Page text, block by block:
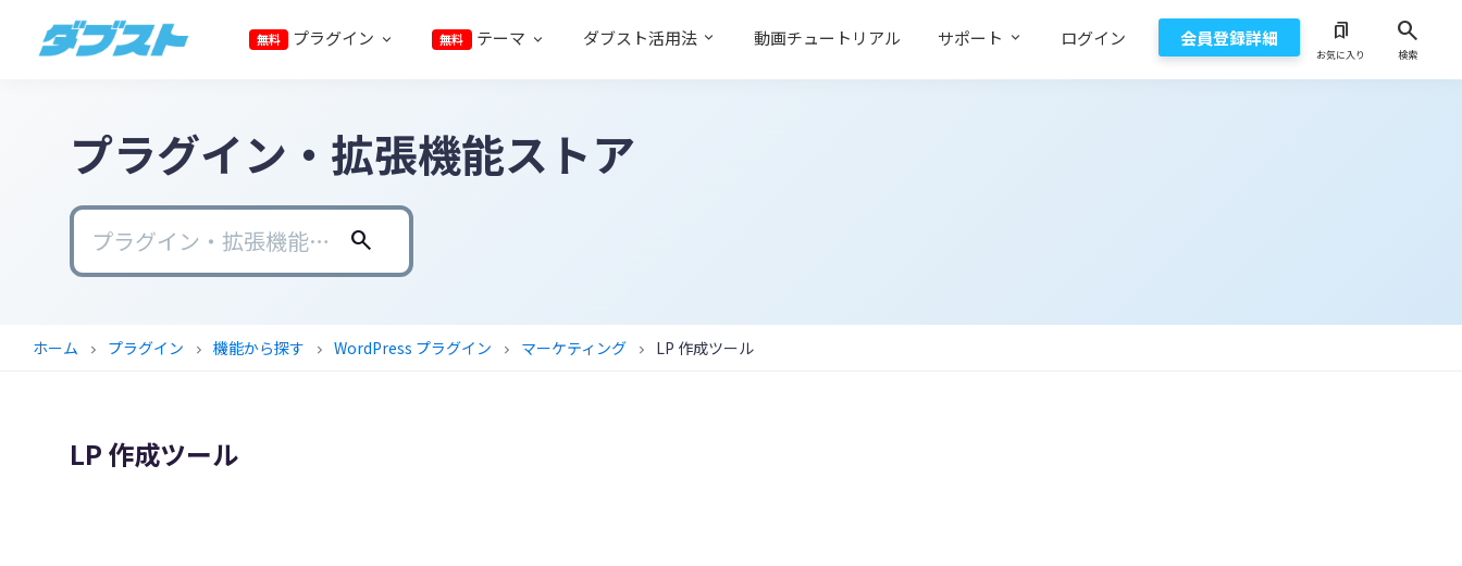
ネ
無料 プラグイン 無料 テーマ ダブスト活用法 動画チュートリアル サポート ログイン 会員登録詳細 bookmarks
お気に入り
search
検索
プラグイン・拡張機能ストア
search
ホーム chevron_right プラグイン chevron_right 機能から探す chevron_right WordPress プラグイン chevron_right マーケティング chevron_right LP 作成ツール
LP 作成ツール